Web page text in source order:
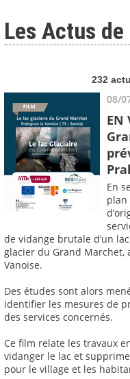
Les Actus
232
08/
EN
En
plan
de vidange brutale d’un
glacier du Grand
Vanoise.
Des études sont alors
identifier les mesures de
des services concernés.
Ce film relate les travaux
vidanger le lac et
pour le village et les